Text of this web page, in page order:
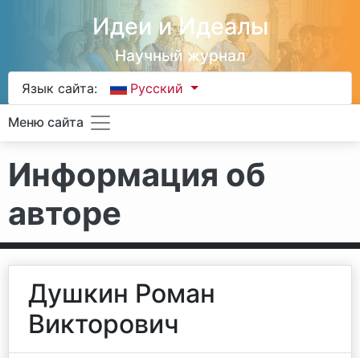
Идеи и Идеалы
Научный журнал
Язык сайта: Русский
Меню сайта
Информация об
авторе
Душкин Роман
Викторович